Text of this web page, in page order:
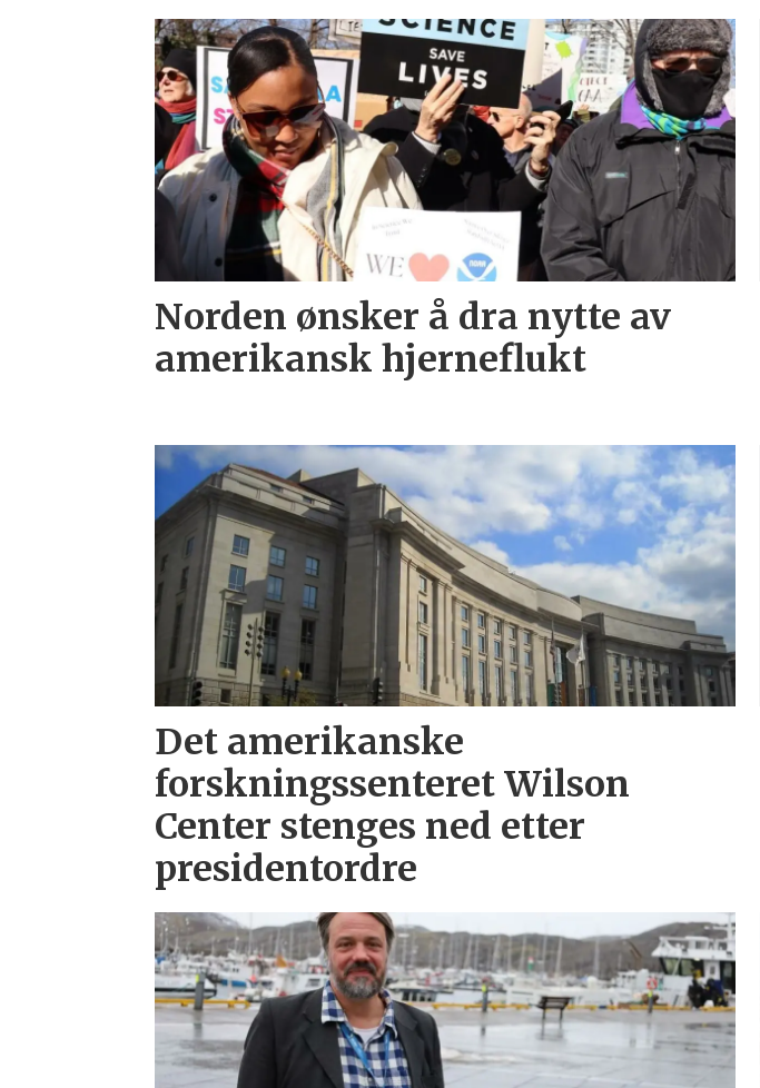
Norden ønsker å dra nytte av
amerikansk hjerneflukt
Det amerikanske
forskningssenteret Wilson
Center stenges ned etter
presidentordre